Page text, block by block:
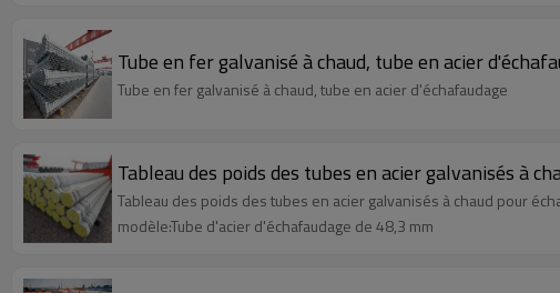
Tube en fer galvanisé à chaud, tube en acier
Tube en fer galvanisé à chaud, tube en acier d'échafaudage
Tableau des poids des tubes en acier galvanisés à
Tableau des poids des tubes en acier galvanisés à chaud pour
modèle:Tube d'acier d'échafaudage de 48,3 mm